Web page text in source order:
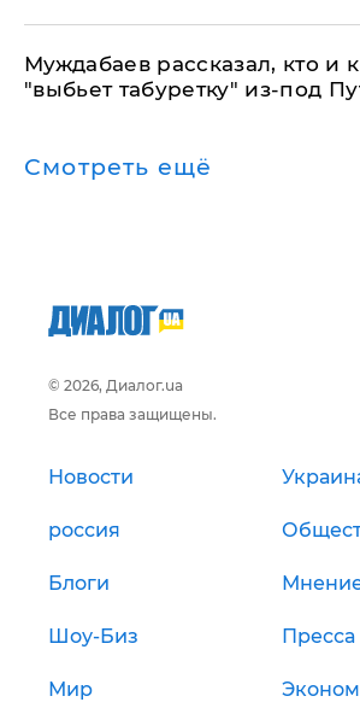
Муждабаев рассказал, кто и
"выбьет табуретку" из-под
Смотреть ещё
© 2026, Диалог.ua
Все права защищены.
Новости
россия
Блоги
Шоу-Биз Пресса
Мир